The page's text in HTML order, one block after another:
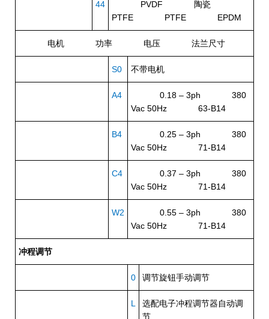
44
PVDF 陶瓷
PTFE PTFE EPDM
电机 功率 电压 法兰尺寸
S0 不带电机
A4
0.18 – 3ph 380
Vac 50Hz 63-B14
B4
0.25 – 3ph 380
Vac 50Hz 71-B14
C4
0.37 – 3ph 380
Vac 50Hz 71-B14
W2
0.55 – 3ph 380
Vac 50Hz 71-B14
冲程调节
0 调节旋钮手动调节
L
选配电子冲程调节器自动调
节